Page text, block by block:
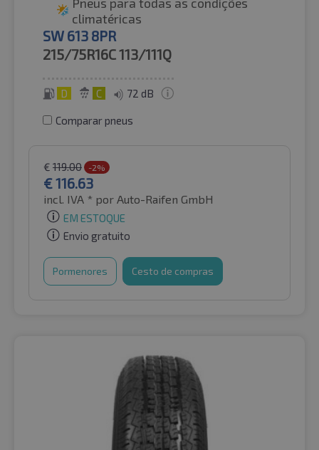
climatéricas
SW 613 8PR
215/75R16C113/111Q
D C 72 dB
Comparar pneus
€ 119.00 -2%
€116.63
incl. IVA * por Auto-Raifen GmbH
EM ESTOQUE
Envio gratuito
Pormenores Cesto de compras